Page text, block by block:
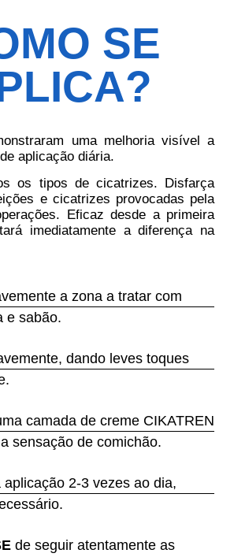
SE
uma melhoria visível a
aplicação diária.
os tipos de cicatrizes. Disfarça
e cicatrizes provocadas pela
Eficaz desde a primeira
imediatamente a diferença na
a zona a tratar com
e sabão.
dando leves toques
camada de creme CIKATREN
sensação de comichão.
aplicação 2-3 vezes ao dia,
de seguir atentamente as